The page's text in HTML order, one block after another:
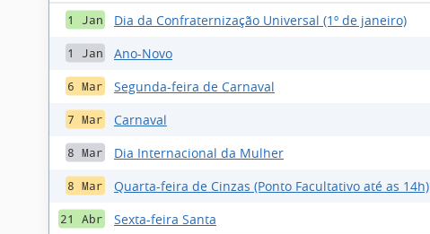
1 Jan Dia da Confraternização Universal (1º de janeiro)
1 Jan Ano-Novo
6 Mar Segunda-feira de Carnaval
7 Mar Carnaval
8 Mar Dia Internacional da Mulher
8 Mar Quarta-feira de Cinzas (Ponto Facultativo até as 14h)
21 Abr Sexta-feira Santa